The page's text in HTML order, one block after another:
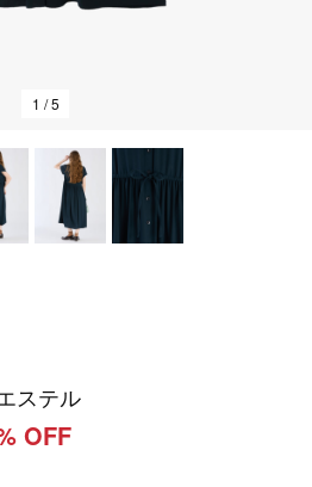
1 / 5
ステル
OFF